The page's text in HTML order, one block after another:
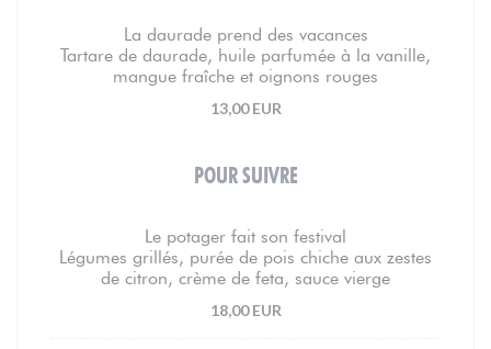
La daurade prend des vacances
Tartare de daurade, huile parfumée à la vanille,
mangue fraîche et oignons rouges
13,00 EUR
POUR SUIVRE
Le potager fait son festival
Légumes grillés, purée de pois chiche aux zestes
de citron, crème de feta, sauce vierge
18,00 EUR